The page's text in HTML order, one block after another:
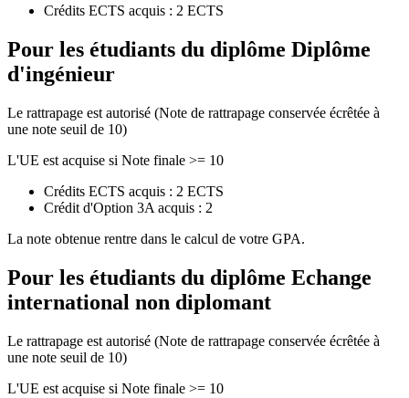
Crédits ECTS acquis : 2 ECTS
Pour les étudiants du diplôme Diplôme
d'ingénieur
Le rattrapage est autorisé (Note de rattrapage conservée écrêtée à
une note seuil de 10)
L'UE est acquise si Note finale >= 10
Crédits ECTS acquis : 2 ECTS
Crédit d'Option 3A acquis : 2
La note obtenue rentre dans le calcul de votre GPA.
Pour les étudiants du diplôme Echange
international non diplomant
Le rattrapage est autorisé (Note de rattrapage conservée écrêtée à
une note seuil de 10)
L'UE est acquise si Note finale >= 10